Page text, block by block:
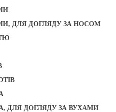
ДЛЯ ДОГЛЯДУ ЗА НОСОМ
ДЛЯ ДОГЛЯДУ ЗА ВУХАМИ